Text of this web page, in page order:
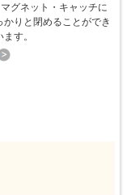
グネット・キャッチに
かりと閉めることができ
す。